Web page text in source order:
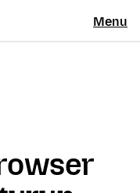
Menu